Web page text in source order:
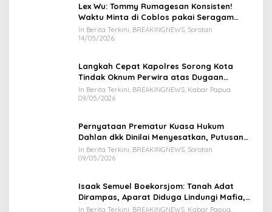
Lex Wu: Tommy Rumagesan Konsisten!
Waktu Minta di Coblos pakai Seragam
Kuning, Waktu MenCoblos Juga pakai Kaos
Kuning.
In Berita Terkini, BREAKINGNEWS, Sorotan
14/05/2026
Langkah Cepat Kapolres Sorong Kota
Tindak Oknum Perwira atas Dugaan
Kekerasan Brutal Terhadap Anak
In Berita Terkini, BREAKINGNEWS, Kabar Papua
09/05/2026
Pernyataan Prematur Kuasa Hukum
Dahlan dkk Dinilai Menyesatkan, Putusan
PK Isaak Boekorsjom Belum Dipublikasikan
In Berita Terkini, BREAKINGNEWS, Sorotan
09/05/2026
Isaak Semuel Boekorsjom: Tanah Adat
Dirampas, Aparat Diduga Lindungi Mafia,
Kasus Kini Jadi Prioritas ATR/BPN
In Berita Terkini, BREAKINGNEWS, Kabar Papua,